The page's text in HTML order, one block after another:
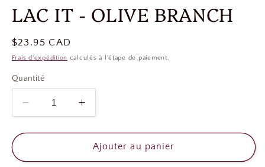
LAC IT - OLIVE BRANCH
Prix
habituel
$23.95 CAD
Frais d'expédition calculés à l'étape de paiement.
Quantité
Réduire
la
quantité
LAC
Augmenter
la
quantité
de
LAC
Ajouter au panier